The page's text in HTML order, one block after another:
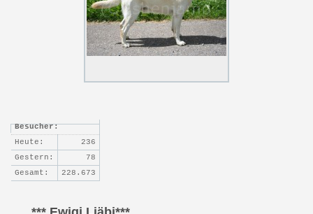
Besucher:
Heute:
236
Gestern:
78
Gesamt:
228.673